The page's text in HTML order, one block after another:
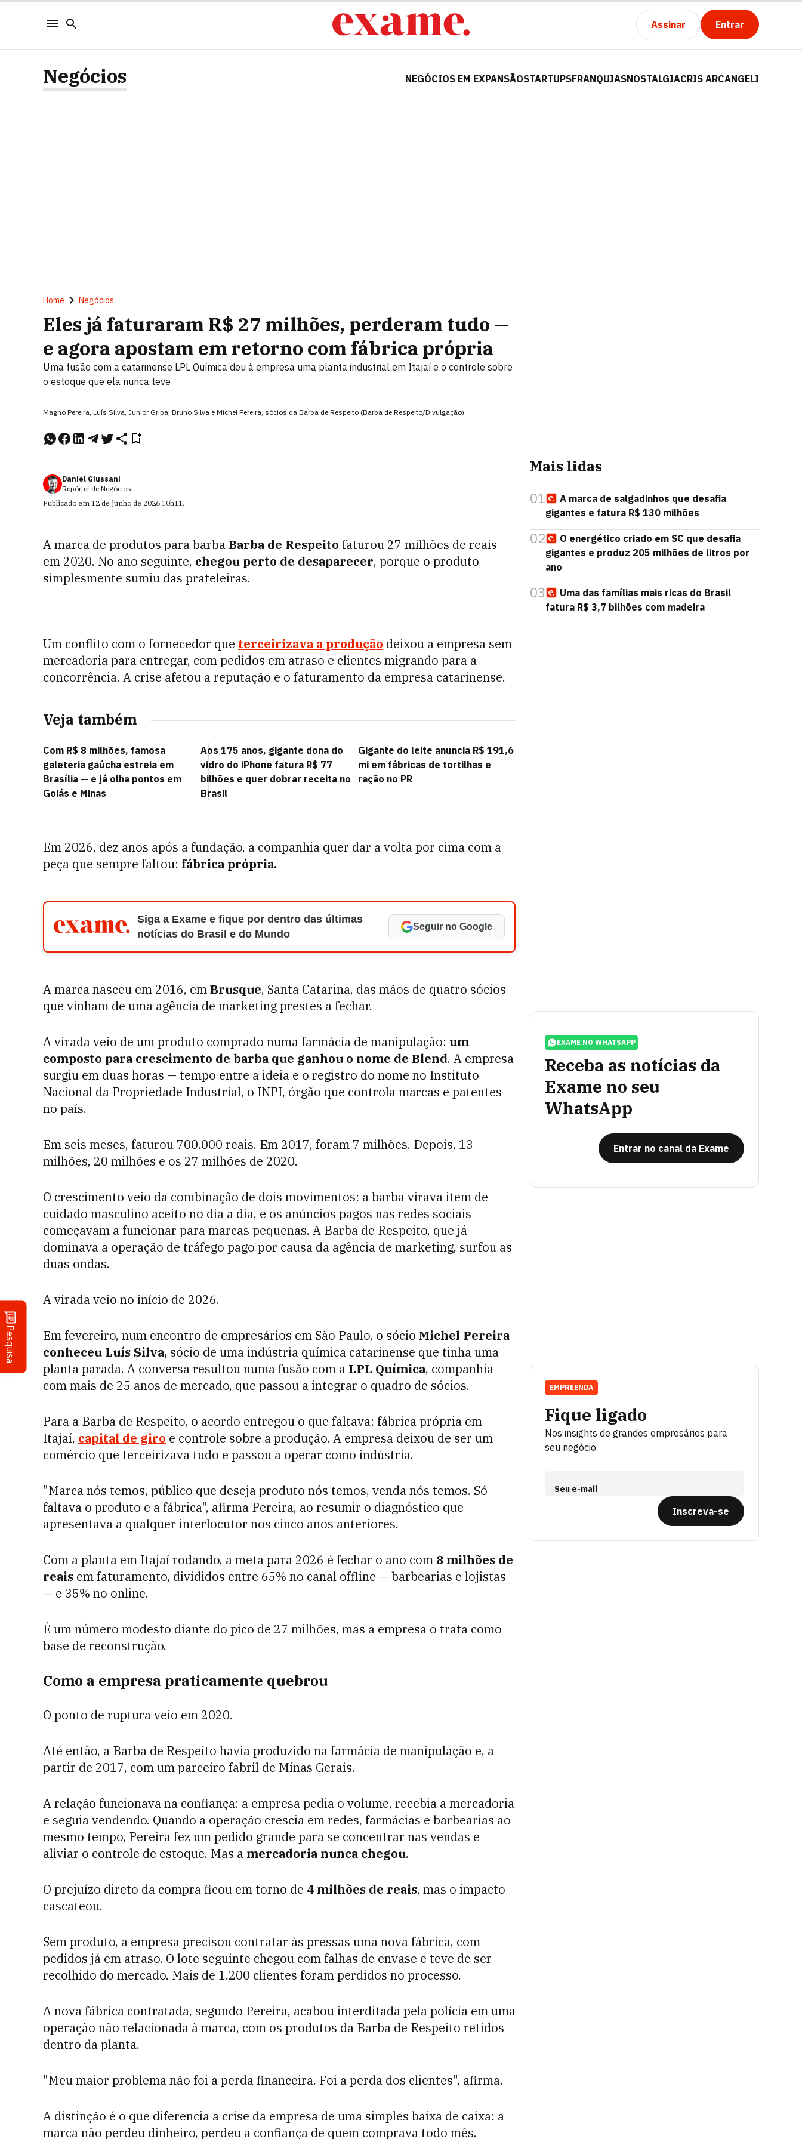
Assinar Entrar
Pesquisa
Negócios NEGÓCIOS EM EXPANSÃOSTARTUPSFRANQUIASNOSTALGIACRIS ARCANGELI
Home Negócios
Eles já faturaram R$ 27 milhões, perderam tudo —
e agora apostam em retorno com fábrica própria
Uma fusão com a catarinense LPL Química deu à empresa uma planta industrial em Itajaí e o controle sobre
o estoque que ela nunca teve
Magno Pereira, Luís Silva, Junior Gripa, Bruno Silva e Michel Pereira, sócios da Barba de Respeito (Barba de Respeito/Divulgação)
Daniel Giussani
Repórter de Negócios
Publicado em 12 de junho de 2026 10h11.
A marca de produtos para barbaBarba de Respeito faturou 27 milhões de reais
em 2020. No ano seguinte, chegou perto de desaparecer, porque o produto
simplesmente sumiu das prateleiras.
Um conflito com o fornecedor que terceirizava a produção deixou a empresa sem
mercadoria para entregar, com pedidos em atraso e clientes migrando para a
concorrência. A crise afetou a reputação e o faturamento da empresa catarinense.
Veja também
Com R$ 8 milhões, famosa
galeteria gaúcha estreia em
Brasília — e já olha pontos em
Goiás e Minas
Aos 175 anos, gigante dona do
vidro do iPhone fatura R$ 77
bilhões e quer dobrar receita no
Brasil
Gigante do leite anuncia R$ 191,6
mi em fábricas de tortilhas e
ração no PR
Em 2026, dez anos após a fundação, a companhia quer dar a volta por cima com a
peça que sempre faltou: fábrica própria.
Siga a Exame e fique por dentro das últimas
notícias do Brasil e do Mundo
Seguir no Google
A marca nasceu em 2016, emBrusque, Santa Catarina, das mãos de quatro sócios
que vinham de uma agência de marketing prestes a fechar.
A virada veio de um produto comprado numa farmácia de manipulação: um
composto para crescimento de barba que ganhou o nome de Blend. A empresa
surgiu em duas horas — tempo entre a ideia e o registro do nome no Instituto
Nacional da Propriedade Industrial, o INPI, órgão que controla marcas e patentes
no país.
Em seis meses, faturou 700.000 reais. Em 2017, foram 7 milhões. Depois, 13
milhões, 20 milhões e os 27 milhões de 2020.
O crescimento veio da combinação de dois movimentos: a barba virava item de
cuidado masculino aceito no dia a dia, e os anúncios pagos nas redes sociais
começavam a funcionar para marcas pequenas. A Barba de Respeito, que já
dominava a operação de tráfego pago por causa da agência de marketing, surfou as
duas ondas.
A virada veio no início de 2026.
Em fevereiro, num encontro de empresários em São Paulo, o sócio Michel Pereira
conheceu Luís Silva, sócio de uma indústria química catarinense que tinha uma
planta parada. A conversa resultou numa fusão com a LPL Química, companhia
com mais de 25 anos de mercado, que passou a integrar o quadro de sócios.
Para a Barba de Respeito, o acordo entregou o que faltava: fábrica própria em
Itajaí, capital de giro e controle sobre a produção. A empresa deixou de ser um
comércio que terceirizava tudo e passou a operar como indústria.
"Marca nós temos, público que deseja produto nós temos, venda nós temos. Só
faltava o produto e a fábrica", afirma Pereira, ao resumir o diagnóstico que
apresentava a qualquer interlocutor nos cinco anos anteriores.
Com a planta em Itajaí rodando, a meta para 2026 é fechar o ano com 8 milhões de
reais em faturamento, divididos entre 65% no canal offline — barbearias e lojistas
— e 35% no online.
É um número modesto diante do pico de 27 milhões, mas a empresa o trata como
base de reconstrução.
Como a empresa praticamente quebrou
O ponto de ruptura veio em 2020.
Até então, a Barba de Respeito havia produzido na farmácia de manipulação e, a
partir de 2017, com um parceiro fabril de Minas Gerais.
A relação funcionava na confiança: a empresa pedia o volume, recebia a mercadoria
e seguia vendendo. Quando a operação crescia em redes, farmácias e barbearias ao
mesmo tempo, Pereira fez um pedido grande para se concentrar nas vendas e
aliviar o controle de estoque. Mas a mercadoria nunca chegou.
O prejuízo direto da compra ficou em torno de 4 milhões de reais, mas o impacto
cascateou.
Sem produto, a empresa precisou contratar às pressas uma nova fábrica, com
pedidos já em atraso. O lote seguinte chegou com falhas de envase e teve de ser
recolhido do mercado. Mais de 1.200 clientes foram perdidos no processo.
A nova fábrica contratada, segundo Pereira, acabou interditada pela polícia em uma
operação não relacionada à marca, com os produtos da Barba de Respeito retidos
dentro da planta.
"Meu maior problema não foi a perda financeira. Foi a perda dos clientes", afirma.
A distinção é o que diferencia a crise da empresa de uma simples baixa de caixa: a
marca não perdeu dinheiro, perdeu a confiança de quem comprava todo mês.
Mais lidas
01
A marca de salgadinhos que desafia
gigantes e fatura R$ 130 milhões
02
O energético criado em SC que desafia
gigantes e produz 205 milhões de litros por
ano
03
Uma das famílias mais ricas do Brasil
fatura R$ 3,7 bilhões com madeira
EXAME NO WHATSAPP
Receba as notícias da
Exame no seu
WhatsApp
Entrar no canal da Exame
Fique ligado
Nos insights de grandes empresários para
seu negócio.
Seu e-mail
Inscreva-se
EMPREENDA